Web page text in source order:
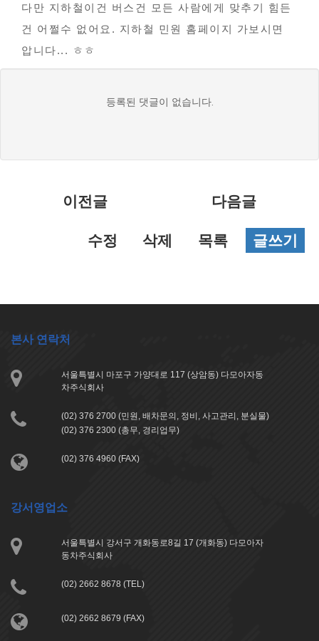
다만 지하철이건 버스건 모든 사람에게 맞추기 힘든
건 어쩔수 없어요. 지하철 민원 홈페이지 가보시면
압니다... ㅎㅎ
등록된 댓글이 없습니다.
이전글 다음글
수정 삭제 목록 글쓰기
본사 연락처
서울특별시 마포구 가양대로 117 (상암동) 다모아자동
차주식회사
(02) 376 2700 (민원, 배차문의, 정비, 사고관리, 분실물)
(02) 376 2300 (총무, 경리업무)
(02) 376 4960 (FAX)
강서영업소
서울특별시 강서구 개화동로8길 17 (개화동) 다모아자
동차주식회사
(02) 2662 8678 (TEL)
(02) 2662 8679 (FAX)